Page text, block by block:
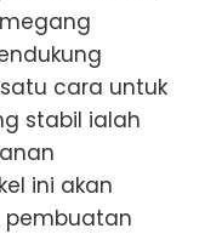
cara untuk
stabil ialah
ini akan
pembuatan